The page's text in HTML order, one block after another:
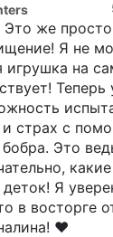
Это же
Я не
игрушка на
Теперь
страх с
Это
Я
в восторге
❤️